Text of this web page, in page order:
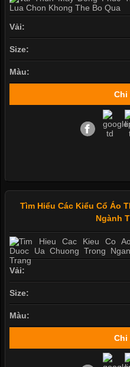
Vải:
Size:
Màu:
Chi
Tìm Hiểu Các Kiểu Cổ Áo
Ngành
Vải:
Size:
Màu:
Chi